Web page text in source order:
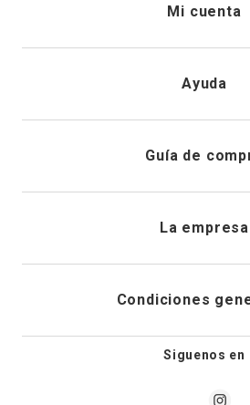
Mi cuenta
Registrarme
Historial de
Ayuda
Envíanos un
Cambios, devoluciones y
Guía de
Cuidado de
La empresa
Tiendas
Newsletter
Condiciones
Aviso legal
Siguenos en